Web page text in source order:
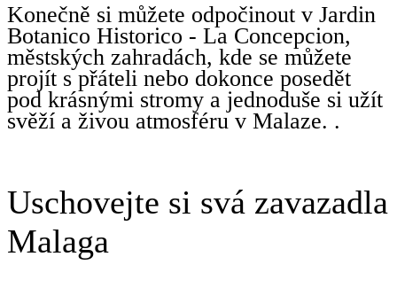
Konečně si můžete odpočinout v Jardin
Botanico Historico - La Concepcion,
městských zahradách, kde se můžete
projít s přáteli nebo dokonce posedět
pod krásnými stromy a jednoduše si užít
svěží a živou atmosféru v Malaze. .
Uschovejte si svá zavazadla
Malaga